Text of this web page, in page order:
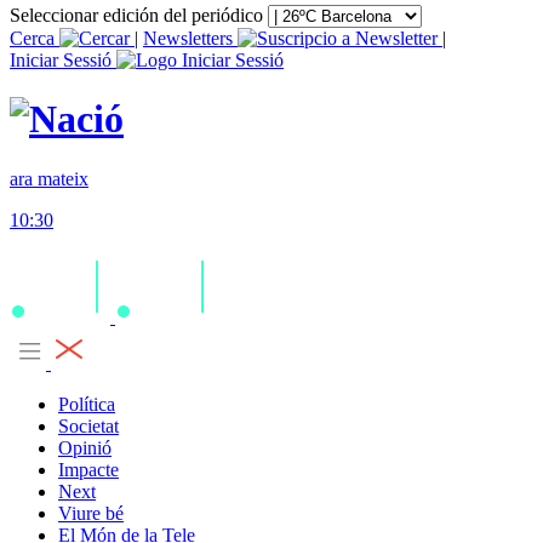
Seleccionar edición del periódico
Cerca
| Newsletters
|
Iniciar Sessió
ara mateix
10:30
Política
Societat
Opinió
Impacte
Next
Viure bé
El Món de la Tele